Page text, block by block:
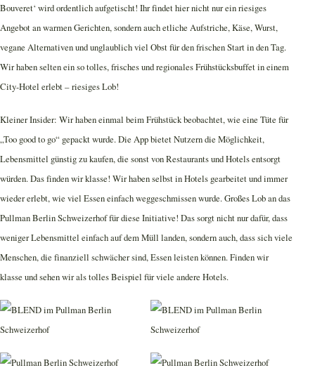
Bouveret‘ wird ordentlich aufgetischt! Ihr findet hier nicht nur ein riesiges
Angebot an warmen Gerichten, sondern auch etliche Aufstriche, Käse, Wurst,
vegane Alternativen und unglaublich viel Obst für den frischen Start in den Tag.
Wir haben selten ein so tolles, frisches und regionales Frühstücksbuffet in einem
City-Hotel erlebt – riesiges Lob!
Kleiner Insider: Wir haben einmal beim Frühstück beobachtet, wie eine Tüte für
„Too good to go“ gepackt wurde. Die App bietet Nutzern die Möglichkeit,
Lebensmittel günstig zu kaufen, die sonst von Restaurants und Hotels entsorgt
würden. Das finden wir klasse! Wir haben selbst in Hotels gearbeitet und immer
wieder erlebt, wie viel Essen einfach weggeschmissen wurde. Großes Lob an das
Pullman Berlin Schweizerhof für diese Initiative! Das sorgt nicht nur dafür, dass
weniger Lebensmittel einfach auf dem Müll landen, sondern auch, dass sich viele
Menschen, die finanziell schwächer sind, Essen leisten können. Finden wir
klasse und sehen wir als tolles Beispiel für viele andere Hotels.